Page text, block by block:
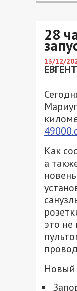
28
13/12/
Как
а
это не
Новый